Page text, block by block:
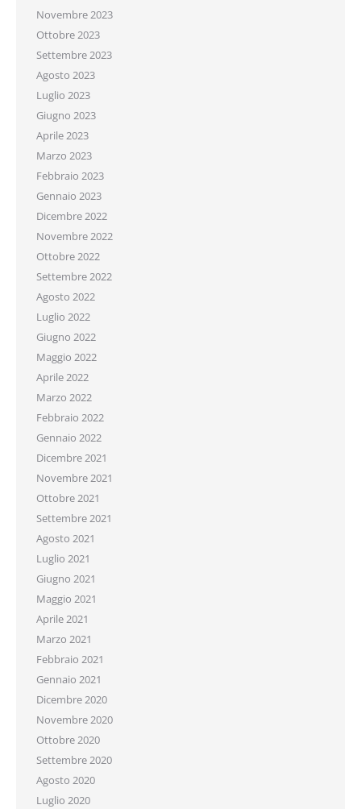
Novembre 2023
Ottobre 2023
Settembre 2023
Agosto 2023
Luglio 2023
Giugno 2023
Aprile 2023
Marzo 2023
Febbraio 2023
Gennaio 2023
Dicembre 2022
Novembre 2022
Ottobre 2022
Settembre 2022
Agosto 2022
Luglio 2022
Giugno 2022
Maggio 2022
Aprile 2022
Marzo 2022
Febbraio 2022
Gennaio 2022
Dicembre 2021
Novembre 2021
Ottobre 2021
Settembre 2021
Agosto 2021
Luglio 2021
Giugno 2021
Maggio 2021
Aprile 2021
Marzo 2021
Febbraio 2021
Gennaio 2021
Dicembre 2020
Novembre 2020
Ottobre 2020
Settembre 2020
Agosto 2020
Luglio 2020